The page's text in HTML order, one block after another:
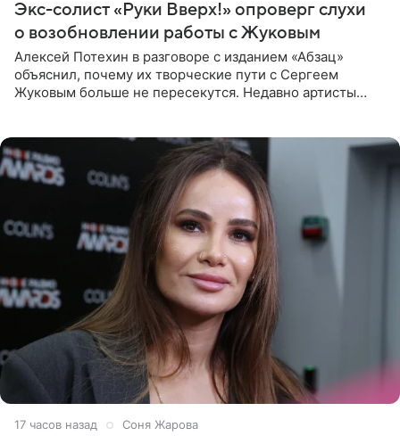
Экс-солист «Руки Вверх!» опроверг слухи
о возобновлении работы с Жуковым
Алексей Потехин в разговоре с изданием «Абзац»
объяснил, почему их творческие пути с Сергеем
Жуковым больше не пересекутся. Недавно артисты
17 часов назад Соня Жарова